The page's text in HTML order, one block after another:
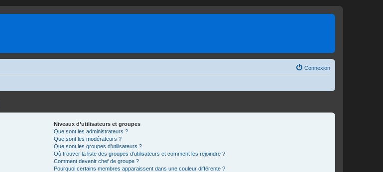
Connexion
Niveaux d’utilisateurs et groupes
Que sont les administrateurs ?
Que sont les modérateurs ?
Que sont les groupes d’utilisateurs ?
Où trouver la liste des groupes d’utilisateurs et comment les rejoindre ?
Comment devenir chef de groupe ?
Pourquoi certains membres apparaissent dans une couleur différente ?